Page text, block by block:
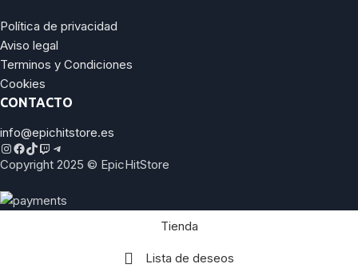
Política de privacidad
Aviso legal
Terminos y Condiciones
Cookies
CONTACTO
info@epichitstore.es
Copyright 2025 © EpicHitStore
Tienda
Lista de deseos